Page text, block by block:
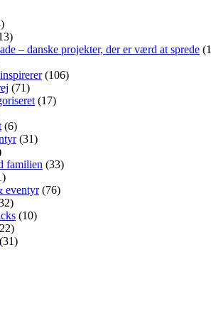
– danske projekter, der er værd at sprede
(106)
(71)
(17)
(6)
(31)
familien (33)
eventyr(76)
(10)
(31)